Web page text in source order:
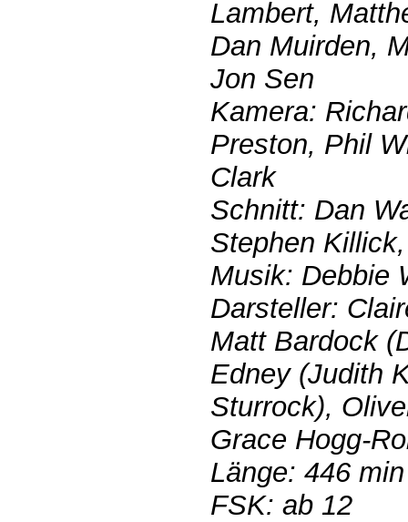
Lambert,
Dan Muirden,
Jon Sen
Kamera:
Preston, Phil
Clark
Schnitt: Dan
Stephen
Musik: Debbie
Darsteller:
Matt Bardock
Edney (Judith
Sturrock),
Grace Hogg-
Länge: 446 min
FSK: ab 12